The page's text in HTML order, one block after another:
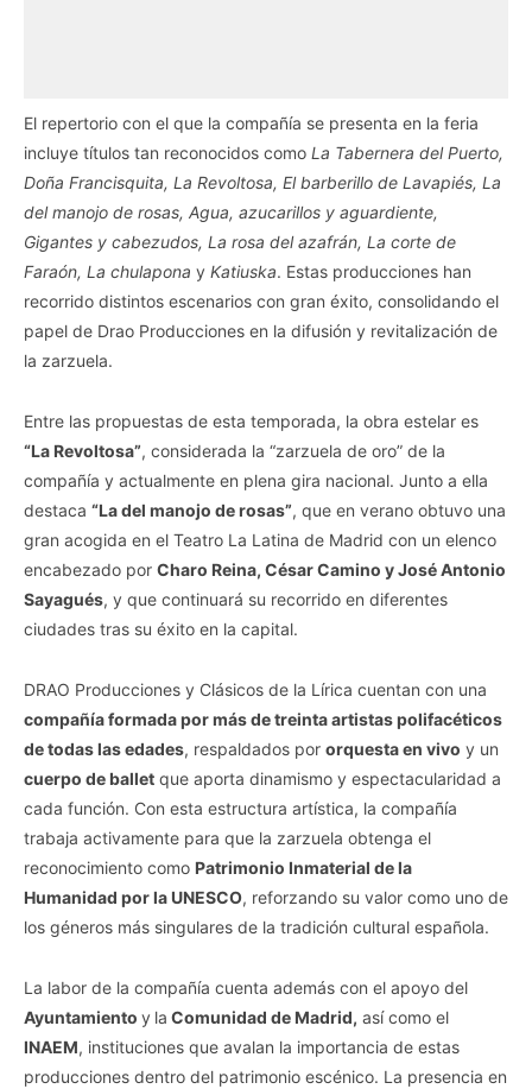
El repertorio con el que la compañía se presenta en la feria
incluye títulos tan reconocidos como La Tabernera del Puerto,
Doña Francisquita, La Revoltosa, El barberillo de Lavapiés, La
del manojo de rosas, Agua, azucarillos y aguardiente,
Gigantes y cabezudos, La rosa del azafrán, La corte de
Faraón, La chulapona y Katiuska. Estas producciones han
recorrido distintos escenarios con gran éxito, consolidando el
papel de Drao Producciones en la difusión y revitalización de
la zarzuela.
Entre las propuestas de esta temporada, la obra estelar es
“La Revoltosa”, considerada la “zarzuela de oro” de la
compañía y actualmente en plena gira nacional. Junto a ella
destaca “La del manojo de rosas”, que en verano obtuvo una
gran acogida en el Teatro La Latina de Madrid con un elenco
encabezado por Charo Reina, César Camino y José Antonio
Sayagués, y que continuará su recorrido en diferentes
ciudades tras su éxito en la capital.
DRAO Producciones y Clásicos de la Lírica cuentan con una
compañía formada por más de treinta artistas polifacéticos
de todas las edades, respaldados por orquesta en vivo y un
cuerpo de ballet que aporta dinamismo y espectacularidad a
cada función. Con esta estructura artística, la compañía
trabaja activamente para que la zarzuela obtenga el
reconocimiento como Patrimonio Inmaterial de la
Humanidad por la UNESCO, reforzando su valor como uno de
los géneros más singulares de la tradición cultural española.
La labor de la compañía cuenta además con el apoyo del
Ayuntamiento y la Comunidad de Madrid, así como el
INAEM, instituciones que avalan la importancia de estas
producciones dentro del patrimonio escénico. La presencia en